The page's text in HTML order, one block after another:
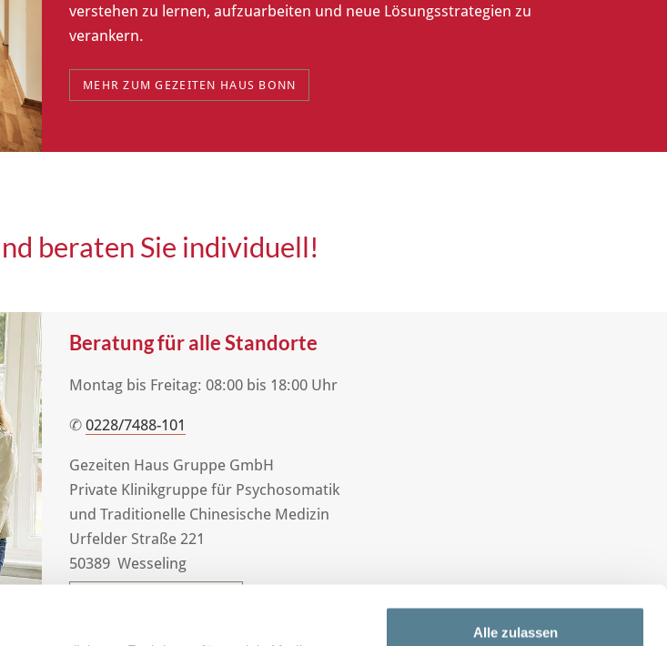
Alle zulassen
verstehen zu lernen, aufzuarbeiten und neue Lösungsstrategien zu
verankern.
MEHR ZUM GEZEITEN HAUS BONN
beraten Sie individuell!
Beratung für alle Standorte
Montag bis Freitag: 08:00 bis 18:00 Uhr
✆ 0228/7488-101
Gezeiten Haus Gruppe GmbH
Private Klinikgruppe für Psychosomatik
und Traditionelle Chinesische Medizin
Urfelder Straße 221
50389 Wesseling